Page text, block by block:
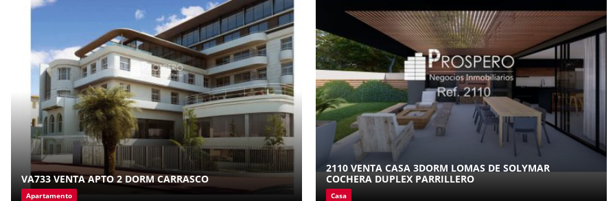
VA733 VENTA APTO 2 DORM CARRASCO
Apartamento
2110 VENTA CASA 3DORM LOMAS DE SOLYMAR
COCHERA DUPLEX PARRILLERO
Casa